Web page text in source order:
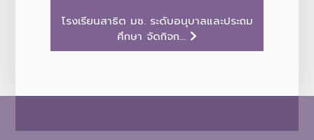
โรงเรียนสาธิต มช. ระดับอนุบาลและประถม
ศึกษา จัดกิจก...